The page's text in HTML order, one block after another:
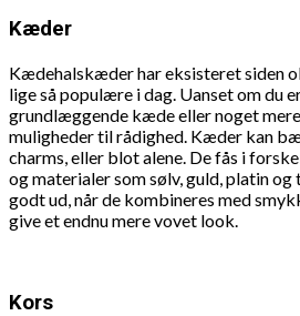
Kæder
Kædehalskæder har eksisteret siden
lige så populære i dag. Uanset om du
grundlæggende kæde eller noget
muligheder til rådighed. Kæder kan
charms, eller blot alene. De fås i
og materialer som sølv, guld, platin
godt ud, når de kombineres med
give et endnu mere vovet look.
Kors